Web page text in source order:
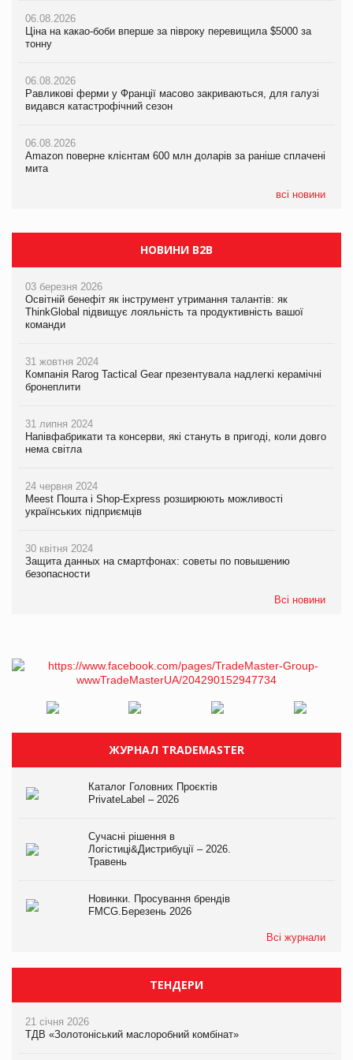
06.08.2026
Ціна на какао-боби вперше за півроку перевищила $5000 за
тонну
06.08.2026
Равликові ферми у Франції масово закриваються, для галузі
видався катастрофічний сезон
06.08.2026
Amazon поверне клієнтам 600 млн доларів за раніше сплачені
мита
всі новини
05.08.2026
Російська атака 5 серпня стала одним із наймасштабніших
05.08.2026
Смачне поповнення дитячого меню: у VARUS з’явилися
05.08.2026
Сергій Лісунов про заморожені хлібобулочні вироби на
06.08.2026
Равликові ферми у Франції масово закриваються, для галузі
видався катастрофічний сезон
06.08.2026
Amazon поверне клієнтам 600 млн доларів за раніше сплачені
мита
05.08.2026
У Євросоюзі набули чинності нові правила щодо штучного
інтелекту
НОВИНИ B2B
03 березня 2026
Освітній бенефіт як інструмент утримання талантів: як
ThinkGlobal підвищує лояльність та продуктивність вашої
команди
31 жовтня 2024
Компанія Rarog Tactical Gear презентувала надлегкі керамічні
бронеплити
31 липня 2024
Напівфабрикати та консерви, які стануть в пригоді, коли довго
нема світла
24 червня 2024
Meest Пошта і Shop-Express розширюють можливості
українських підприємців
30 квітня 2024
Защита данных на смартфонах: советы по повышению
безопасности
Всі новини
ЖУРНАЛ TRADEMASTER
Каталог Головних Проєктів
PrivateLabel – 2026
Сучасні рішення в
Логістиці&Дистрибуції – 2026.
Травень
Новинки. Просування брендів
FMCG.Березень 2026
Всі журнали
ТЕНДЕРИ
21 січня 2026
ТДВ «Золотоніський маслоробний комбінат»